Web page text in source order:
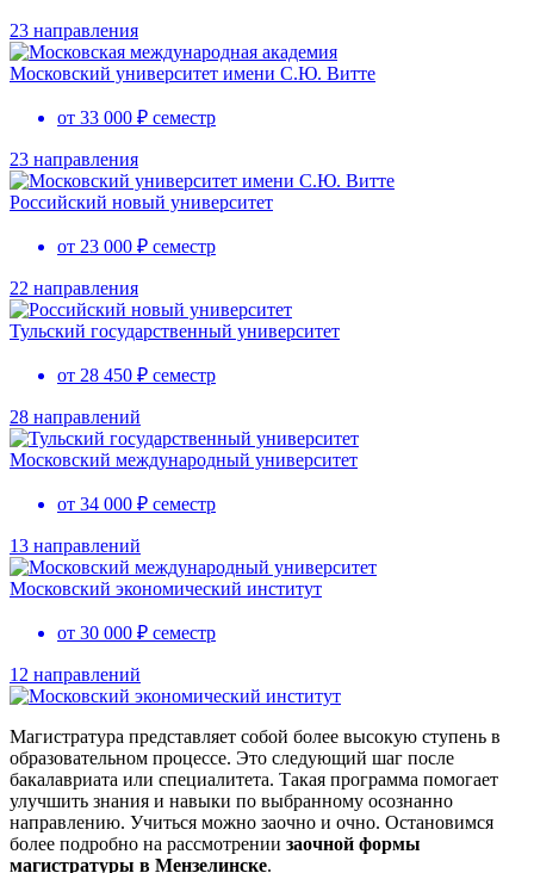
23 направления
Московский университет имени С.Ю. Витте
от 33 000 ₽ семестр
23 направления
Российский новый университет
от 23 000 ₽ семестр
22 направления
Тульский государственный университет
от 28 450 ₽ семестр
28 направлений
Московский международный университет
от 34 000 ₽ семестр
13 направлений
Московский экономический институт
от 30 000 ₽ семестр
12 направлений
Магистратура представляет собой более высокую ступень в
образовательном процессе. Это следующий шаг после
бакалавриата или специалитета. Такая программа помогает
улучшить знания и навыки по выбранному осознанно
направлению. Учиться можно заочно и очно. Остановимся
более подробно на рассмотрении заочной формы
магистратуры в Мензелинске.